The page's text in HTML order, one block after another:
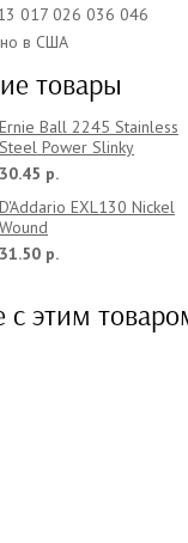
017 026 036 046
в США
товары
Ernie Ball 2245 Stainless
Steel Power Slinky
30.45 р.
D'Addario EXL130 Nickel
Wound
31.50 р.
с этим